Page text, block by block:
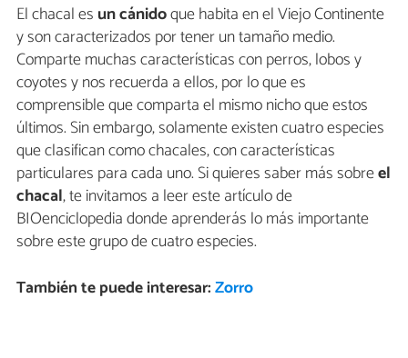
El chacal es un cánidoque habita en el Viejo Continente
y son caracterizados por tener un tamaño medio.
Comparte muchas características con perros, lobos y
coyotes y nos recuerda a ellos, por lo que es
comprensible que comparta el mismo nicho que estos
últimos. Sin embargo, solamente existen cuatro especies
que clasifican como chacales, con características
particulares para cada uno. Si quieres saber más sobreel
chacal, te invitamos a leer este artículo de
BIOenciclopedia donde aprenderás lo más importante
sobre este grupo de cuatro especies.
También te puede interesar:Zorro